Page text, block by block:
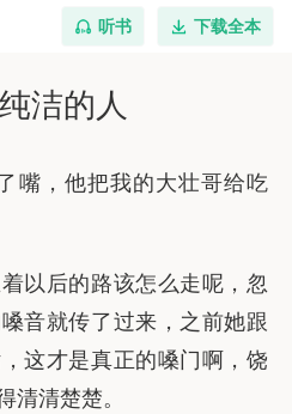
听书 下载全本